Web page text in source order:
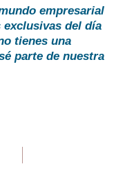
empresarial
del día
tienes una
parte de nuestra